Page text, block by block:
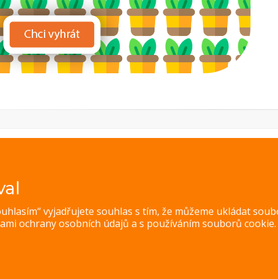
vyjadřujete souhlas s tím, že můžeme ukládat
ochrany osobních údajů a s používáním souborů cookie.